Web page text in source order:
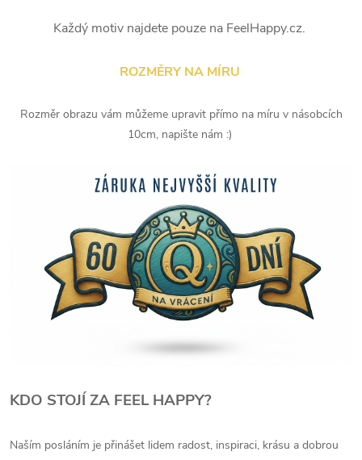
Každý motiv najdete pouze na FeelHappy.cz.
ROZMĚRY NA MÍRU
Rozměr obrazu vám můžeme upravit přímo na míru v násobcích
10cm, napište nám :)
KDO STOJÍ ZA FEEL HAPPY?
Naším posláním je přinášet lidem radost, inspiraci, krásu a dobrou